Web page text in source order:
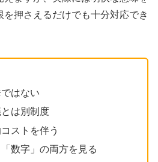
押さえるだけでも十分対応でき
はない
は別制度
ストを伴う
数字」の両方を見る